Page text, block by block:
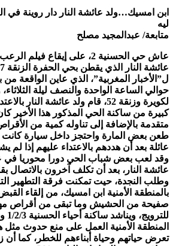
Share
ليه
متابعة/ عبدالمجيد مصلح
عاش حي الحسنية 2، على إيقاع
ل”الأخبار المغربية”، الذي عاين الواقعة من
حوالي الساعة الواحدة والنصف ليلة
لكويرة وزنقة 52، قام ولد عائشة
كبيرة من ساكنة الحي المذكور هذا الأخير
متقدمة بالإضافة إلى تناوله كمية من
طعن بعض المارة واحتجز داخل سيارة كانت
عائلة بعد أن هددهم بالاعتداء عليهم إذا لم
وقد لعب بعض شباب الحي دورا محوريا في
عائشة النار، بعد أن تكلف آخرون بالاتصال
وطلب النجدة، حيت تمكنت فرقة التطهير
بالمنطقة الأمنية ابن امسيك، من إلقاء
صفيحة من الحشيش وما تبقى من أقراص
المنطقة الأمنية العمل على منع حدوث مثل